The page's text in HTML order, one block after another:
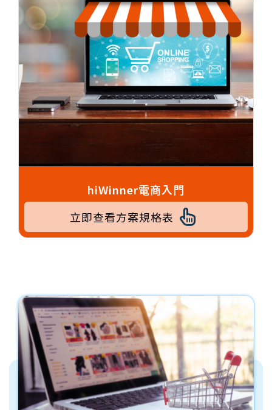
hiWinner電商入門
立即查看方案規格表